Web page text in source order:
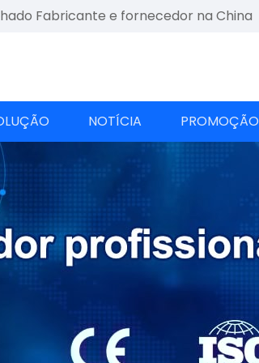
Fabricante e fornecedor na China
NOTÍCIA PROMOÇÃO